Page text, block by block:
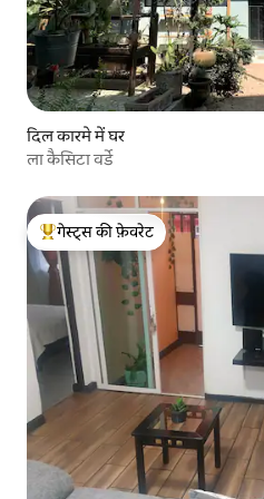
दिल कारमे में घर
ला कैसिटा वर्डे
गेस्ट्स का टॉप फ़ेवरेट
गेस्ट्स की फ़ेवरेट